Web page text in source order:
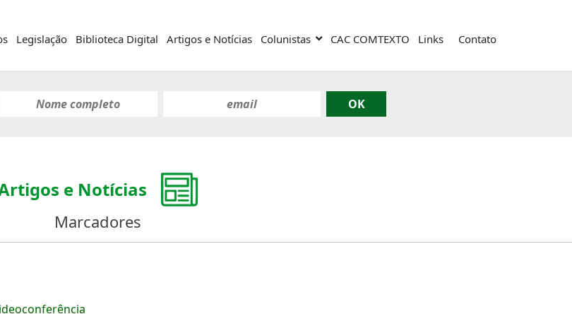
Legislação Biblioteca Digital Artigos e Notícias Colunistas CAC COMTEXTO Links Contato
e Notícias
Marcadores